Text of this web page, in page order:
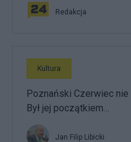
Redakcja
Kultura
Poznański Czerwiec nie
Był jej początkiem…
Jan Filip Libicki